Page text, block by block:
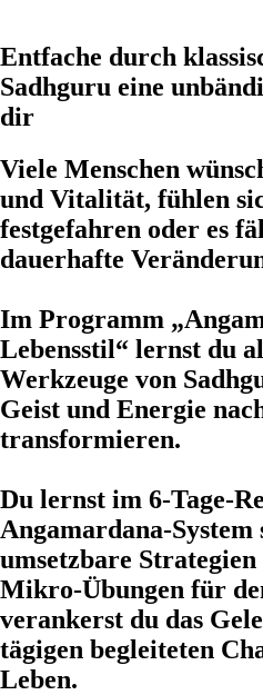
Entfache durch
Sadhguru eine
dir
Viele Menschen
und Vitalität, fühlen
festgefahren oder es
dauerhafte
Im Programm
Lebensstil“ lernst du
Werkzeuge von
Geist und Energie
transformieren.
Du lernst im 6-Tage-
Angamardana-System
umsetzbare
Mikro-Übungen für
verankerst du das
tägigen begleiteten
Leben.